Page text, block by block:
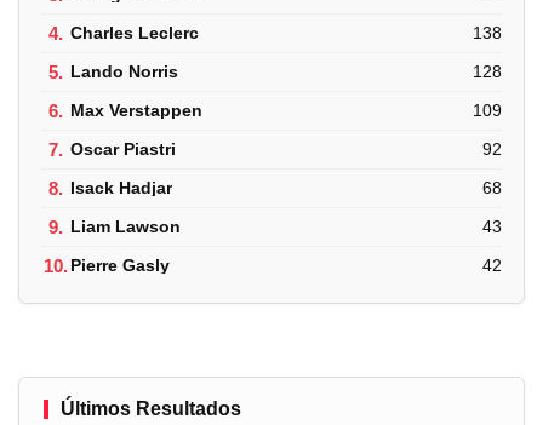
4. Charles Leclerc 138
5. Lando Norris 128
6. Max Verstappen 109
7. Oscar Piastri 92
8. Isack Hadjar 68
9. Liam Lawson 43
10.Pierre Gasly 42
Últimos Resultados